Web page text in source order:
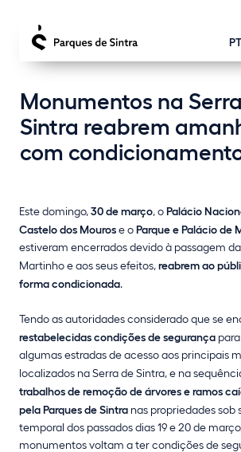
PT
Monumentos na
Sintra reabrem
com
Este domingo,30 de março, oPalácio
Castelo dos Mourose oParque e Palácio de
estiveram encerrados devido à passagem
Martinho e aos seus efeitos,reabrem ao
forma condicionada.
Tendo as autoridades considerado que se
restabelecidas condições de segurança
algumas estradas de acesso aos principais
localizados na Serra de Sintra, e na
trabalhos de remoção de árvores e ramos
pela Parques de Sintra nas propriedades sob
temporal dos passados dias 19 e 20 de
monumentos voltam a ter condições de